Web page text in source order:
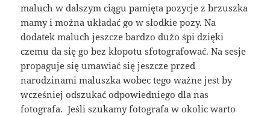
maluch w dalszym ciągu pamięta pozycje z brzuszka
mamy i można układać go w słodkie pozy. Na
dodatek maluch jeszcze bardzo dużo śpi dzięki
czemu da się go bez kłopotu sfotografować. Na sesje
propaguje się umawiać się jeszcze przed
narodzinami maluszka wobec tego ważne jest by
wcześniej odszukać odpowiedniego dla nas
fotografa. Jeśli szukamy fotografa w okolic warto